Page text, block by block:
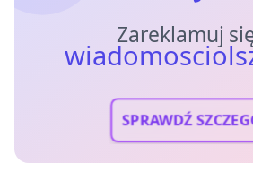
Zareklamuj
SPRAWDŹ